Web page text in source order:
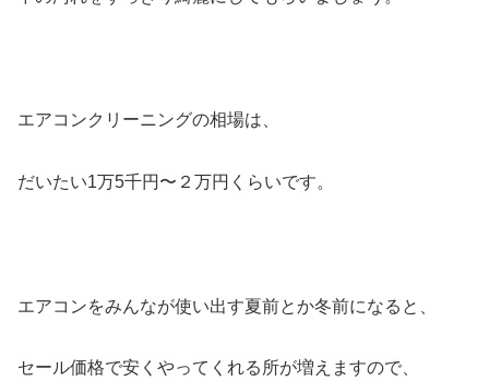
エアコンクリーニングの相場は、
だいたい1万5千円〜２万円くらいです。
エアコンをみんなが使い出す夏前とか冬前になると、
セール価格で安くやってくれる所が増えますので、